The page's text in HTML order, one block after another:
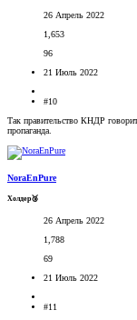
26 Апрель 2022
1,653
96
21 Июль 2022
#10
Так правительство КНДР
пропаганда.
NoraEnPure
Холдер🥉
26 Апрель 2022
1,788
69
21 Июль 2022
#11